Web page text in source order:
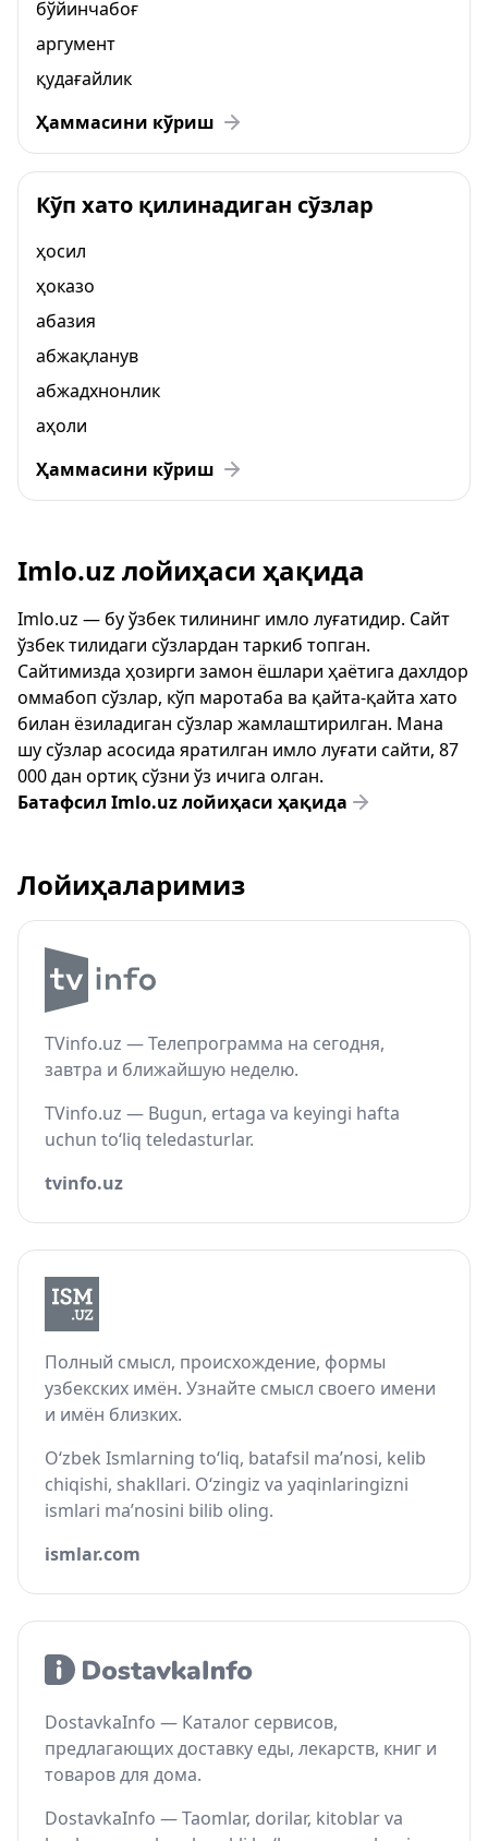
бўйинчабоғ
аргумент
қудағайлик
Ҳаммасини кўриш
Кўп хато қилинадиган сўзлар
ҳосил
ҳоказо
абазия
абжақланув
абжадхнонлик
аҳоли
Ҳаммасини кўриш
Imlo.uz лойиҳаси ҳақида
Imlo.uz — бу ўзбек тилининг имло луғатидир. Сайт
ўзбек тилидаги сўзлардан таркиб топган.
Сайтимизда ҳозирги замон ёшлари ҳаётига дахлдор
оммабоп сўзлар, кўп маротаба ва қайта-қайта хато
билан ёзиладиган сўзлар жамлаштирилган. Мана
шу сўзлар асосида яратилган имло луғати сайти, 87
000 дан ортиқ сўзни ўз ичига олган.
Батафсил Imlo.uz лойиҳаси ҳақида
Лойиҳаларимиз
TVinfo.uz — Телепрограмма на сегодня,
завтра и ближайшую неделю.
TVinfo.uz — Bugun, ertaga va keyingi hafta
uchun to‘liq teledasturlar.
tvinfo.uz
Полный смысл, происхождение, формы
узбекских имён. Узнайте смысл своего имени
и имён близких.
O‘zbek Ismlarning to‘liq, batafsil ma’nosi, kelib
chiqishi, shakllari. O‘zingiz va yaqinlaringizni
ismlari ma’nosini bilib oling.
ismlar.com
DostavkaInfo — Каталог сервисов,
предлагающих доставку еды, лекарств, книг и
товаров для дома.
DostavkaInfo — Taomlar, dorilar, kitoblar va